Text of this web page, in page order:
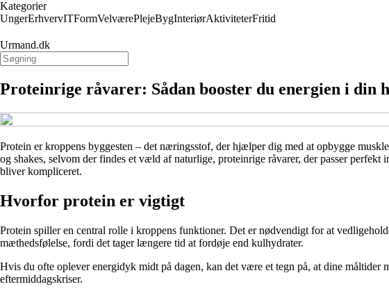
Kategorier
UngerErhvervITFormVelværePlejeBygInteriørAktiviteterFritid
Urmand.dk
Proteinrige råvarer: Sådan booster du energien i din
Protein er kroppens byggesten – det næringsstof, der hjælper dig med at opbygge
og shakes, selvom der findes et væld af naturlige, proteinrige råvarer, der passer
bliver kompliceret.
Hvorfor protein er vigtigt
Protein spiller en central rolle i kroppens funktioner. Det er nødvendigt for at
mæthedsfølelse, fordi det tager længere tid at fordøje end kulhydrater.
Hvis du ofte oplever energidyk midt på dagen, kan det være et tegn på, at dine
eftermiddagskriser.